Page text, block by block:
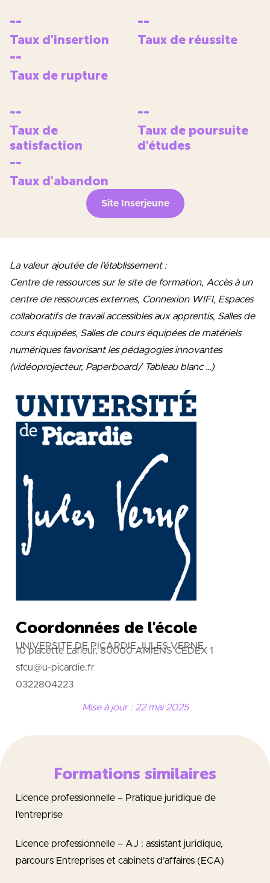
--
Taux d'insertion
--
Taux de réussite
--
Taux de rupture
--
Taux de
satisfaction
--
Taux de poursuite
d'études
--
Taux d'abandon
Site Inserjeune
Coordonnées de l'école
UNIVERSITE DE PICARDIE JULES VERNE
10 placette Lafleur, 80000 AMIENS CEDEX 1
sfcu@u-picardie.fr
0322804223
La valeur ajoutée de l’établissement :
Centre de ressources sur le site de formation, Accès à un
centre de ressources externes, Connexion WIFI, Espaces
collaboratifs de travail accessibles aux apprentis, Salles de
cours équipées, Salles de cours équipées de matériels
numériques favorisant les pédagogies innovantes
(vidéoprojecteur, Paperboard/ Tableau blanc …)
Mise à jour : 22 mai 2025
Formations similaires
Licence professionnelle – Pratique juridique de
l’entreprise
Licence professionnelle – AJ : assistant juridique,
parcours Entreprises et cabinets d’affaires (ECA)